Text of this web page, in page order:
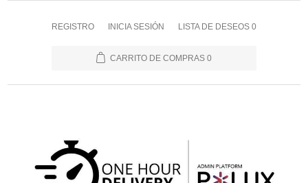
REGISTRO INICIA SESIÓN LISTA DE DESEOS 0
CARRITO DE COMPRAS 0